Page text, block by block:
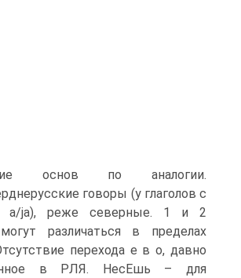
основ по аналогии.
говоры (у глаголов с
a/ja), реже северные. 1 и 2
различаться в пределах
перехода е в о, давно
в РЛЯ. НесЕшь – для